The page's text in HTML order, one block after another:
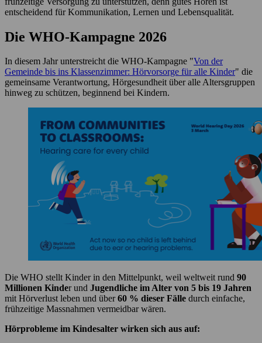
entscheidend für Kommunikation, Lernen und Lebensqualität.
Die WHO-Kampagne 2026
In diesem Jahr unterstreicht die WHO-Kampagne "Von der
Gemeinde bis ins Klassenzimmer: Hörvorsorge für alle Kinder" die
gemeinsame Verantwortung, Hörgesundheit über alle Altersgruppen
hinweg zu schützen, beginnend bei Kindern.
Die WHO stellt Kinder in den Mittelpunkt, weil weltweit rund 90
Millionen Kinder und Jugendliche im Alter von 5 bis 19 Jahren
mit Hörverlust leben und über60 % dieser Fälle durch einfache,
frühzeitige Massnahmen vermeidbar wären.
Hörprobleme im Kindesalter wirken sich aus auf: